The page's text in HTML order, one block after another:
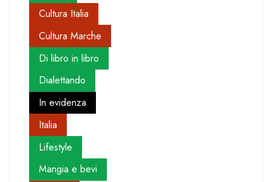
Cultura Italia
Cultura Marche
Di libro in libro
Dialettando
In evidenza
Italia
Lifestyle
Mangia e bevi